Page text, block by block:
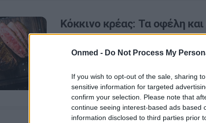
Onmed - Do Not Process My
If you wish to opt-out of the sale, sharing
sensitive information for targeted
confirm your selection. Please note that
continue seeing interest-based ads based
information disclosed to third parties prior
Κόκκινο κρέας: Τα οφέλη και
κατανάλωσή του (εικόνες)
Δεν υπάρχει αμφιβολία ότι το κρέας